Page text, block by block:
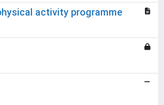
activity programme